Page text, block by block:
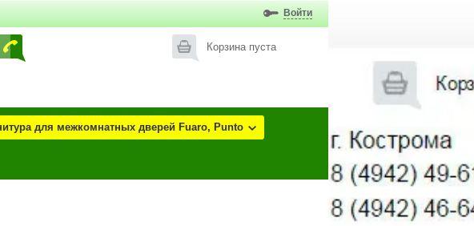
Войти
Корзина пуста
для межкомнатных дверей Fuaro, Punto